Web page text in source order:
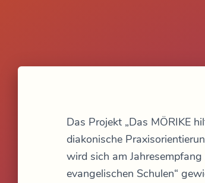
Das Projekt „Das MÖRIKE
diakonische
wird sich am
evangelischen Schulen“